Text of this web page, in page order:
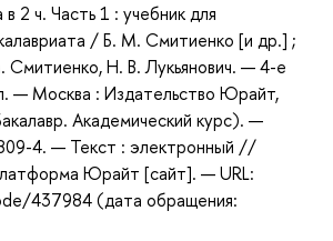
2 ч. Часть 1 : учебник для
/ Б. М. Смитиенко [и др.] ;
Смитиенко, Н. В. Лукьянович. — 4-е
— Москва : Издательство Юрайт,
Академический курс). —
4. — Текст : электронный //
Юрайт [сайт]. — URL:
437984 (дата обращения: